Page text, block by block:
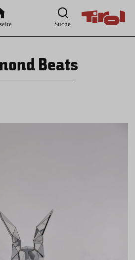
Hauptnavigation
Inhaltsbereich
Suche
Beats